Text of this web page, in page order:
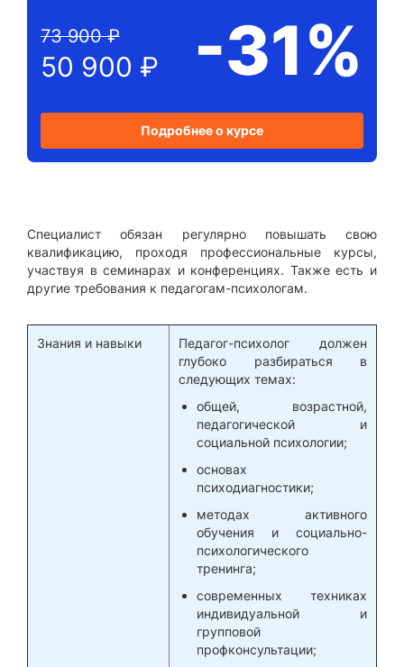
50 900 ₽
73 900 ₽ -31%
Подробнее о курсе
Специалист обязан регулярно повышать свою
квалификацию, проходя профессиональные курсы,
участвуя в семинарах и конференциях. Также есть и
другие требования к педагогам-психологам.
Знания и навыки
Педагог-психолог должен
глубоко разбираться в
следующих темах:
общей, возрастной,
педагогической и
социальной психологии;
основах
психодиагностики;
методах активного
обучения и социально-
психологического
тренинга;
современных техниках
индивидуальной и
групповой
профконсультации;